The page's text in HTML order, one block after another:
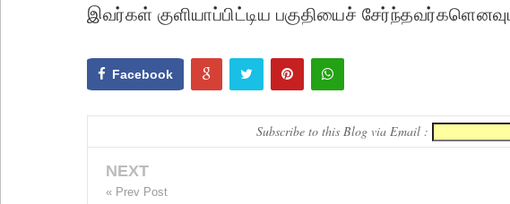
இவர்கள் குளியாப்பிட்டிய பகுதியைச்
Facebook
Subscribe to this Blog via Email :
NEXT
« Prev Post